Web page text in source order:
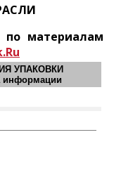
материалам
УПАКОВКИ
информации